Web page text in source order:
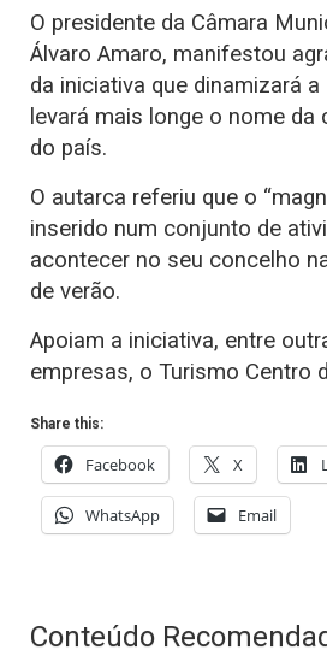
O presidente da Câmara
Álvaro Amaro, manifestou
da iniciativa que dinamizará
levará mais longe o nome da
do país.
O autarca referiu que o
inserido num conjunto de
acontecer no seu concelho
de verão.
Apoiam a iniciativa, entre
empresas, o Turismo Centro
Share this:
Facebook X
WhatsApp Email
Conteúdo